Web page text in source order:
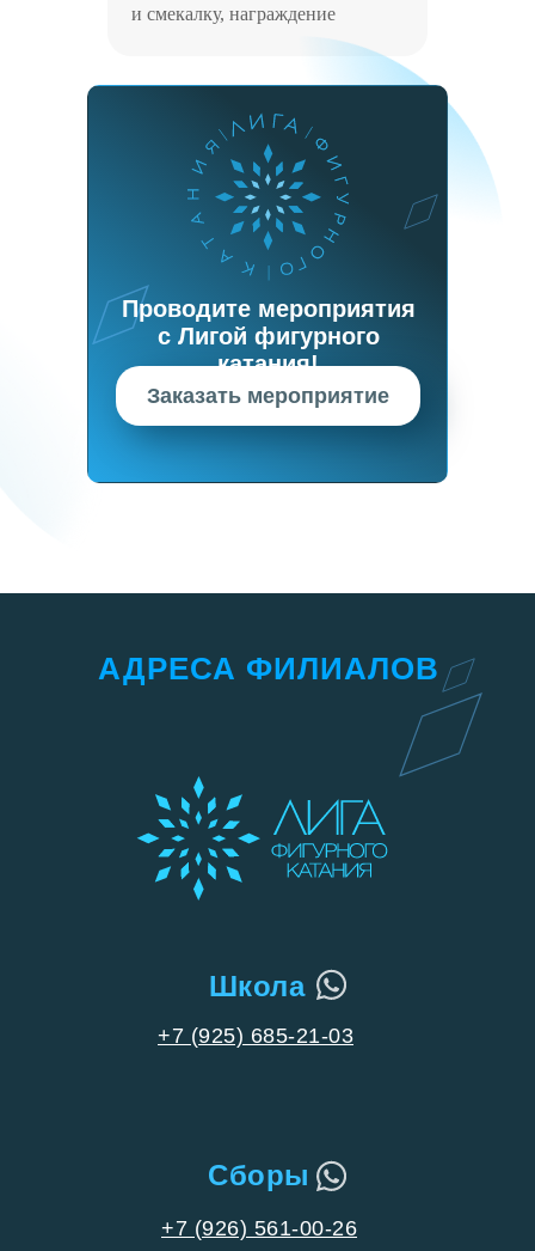
и смекалку, награждение
Заказать мероприятие
Проводите мероприятия
с Лигой фигурного
катания!
АДРЕСА ФИЛИАЛОВ
+7 (925) 685-21-03
Школа
+7 (926) 561-00-26
Сборы